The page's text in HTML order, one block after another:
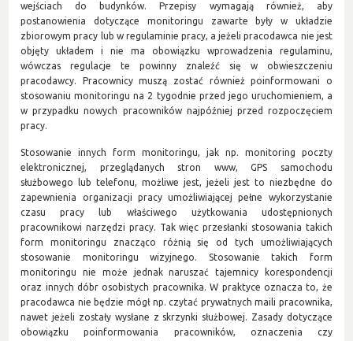
wejściach do budynków. Przepisy wymagają również, aby
postanowienia dotyczące monitoringu zawarte były w układzie
zbiorowym pracy lub w regulaminie pracy, a jeżeli pracodawca nie jest
objęty układem i nie ma obowiązku wprowadzenia regulaminu,
wówczas regulacje te powinny znaleźć się w obwieszczeniu
pracodawcy. Pracownicy muszą zostać również poinformowani o
stosowaniu monitoringu na 2 tygodnie przed jego uruchomieniem, a
w przypadku nowych pracowników najpóźniej przed rozpoczęciem
pracy.
Stosowanie innych form monitoringu, jak np. monitoring poczty
elektronicznej, przeglądanych stron www, GPS samochodu
służbowego lub telefonu, możliwe jest, jeżeli jest to niezbędne do
zapewnienia organizacji pracy umożliwiającej pełne wykorzystanie
czasu pracy lub właściwego użytkowania udostępnionych
pracownikowi narzędzi pracy. Tak więc przesłanki stosowania takich
form monitoringu znacząco różnią się od tych umożliwiających
stosowanie monitoringu wizyjnego. Stosowanie takich form
monitoringu nie może jednak naruszać tajemnicy korespondencji
oraz innych dóbr osobistych pracownika. W praktyce oznacza to, że
pracodawca nie będzie mógł np. czytać prywatnych maili pracownika,
nawet jeżeli zostały wysłane z skrzynki służbowej. Zasady dotyczące
obowiązku poinformowania pracowników, oznaczenia czy